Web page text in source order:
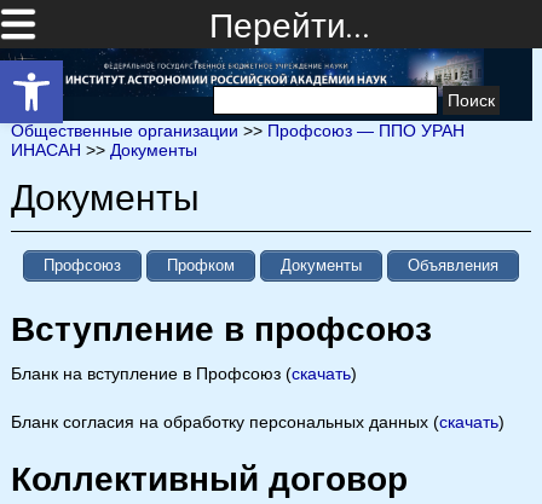
Открыть панель инструментов
Перейти…
Найти:
Общественные организации >> Профсоюз — ППО УРАН
ИНАСАН >> Документы
Документы
Профсоюз Профком Документы Объявления
Вступление в профсоюз
Бланк на вступление в Профсоюз (скачать)
Бланк согласия на обработку персональных данных (скачать)
Коллективный договор